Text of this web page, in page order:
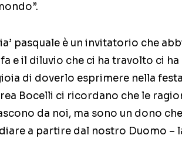
pasquale è un invitatorio che
e il diluvio che ci ha travolto ci
di doverlo esprimere nella festa
Bocelli ci ricordano che le
da noi, ma sono un dono
a partire dal nostro Duomo –